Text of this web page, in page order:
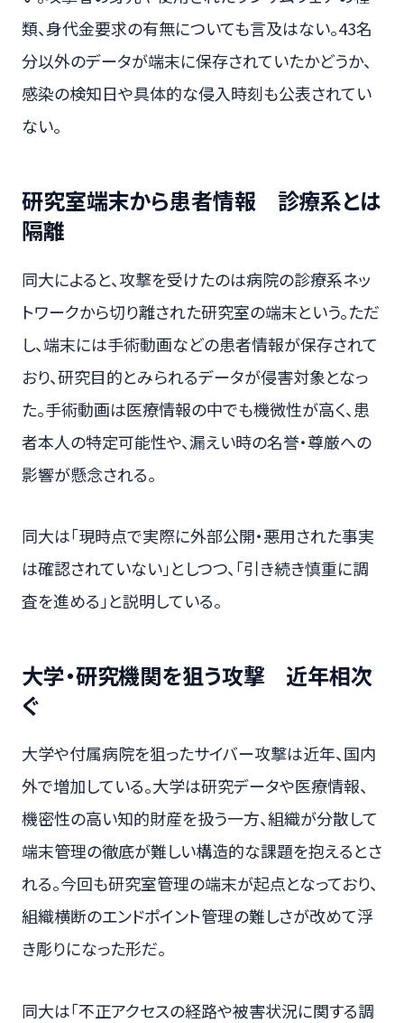
類、身代金要求の有無についても言及はない。43名
分以外のデータが端末に保存されていたかどうか、
感染の検知日や具体的な侵入時刻も公表されてい
ない。
研究室端末から患者情報 診療系とは
隔離
同大によると、攻撃を受けたのは病院の診療系ネッ
トワークから切り離された研究室の端末という。ただ
し、端末には手術動画などの患者情報が保存されて
おり、研究目的とみられるデータが侵害対象となっ
た。手術動画は医療情報の中でも機微性が高く、患
者本人の特定可能性や、漏えい時の名誉・尊厳への
影響が懸念される。
同大は「現時点で実際に外部公開・悪用された事実
は確認されていない」としつつ、「引き続き慎重に調
査を進める」と説明している。
大学・研究機関を狙う攻撃 近年相次
ぐ
大学や付属病院を狙ったサイバー攻撃は近年、国内
外で増加している。大学は研究データや医療情報、
機密性の高い知的財産を扱う一方、組織が分散して
端末管理の徹底が難しい構造的な課題を抱えるとさ
れる。今回も研究室管理の端末が起点となっており、
組織横断のエンドポイント管理の難しさが改めて浮
き彫りになった形だ。
同大は「不正アクセスの経路や被害状況に関する調